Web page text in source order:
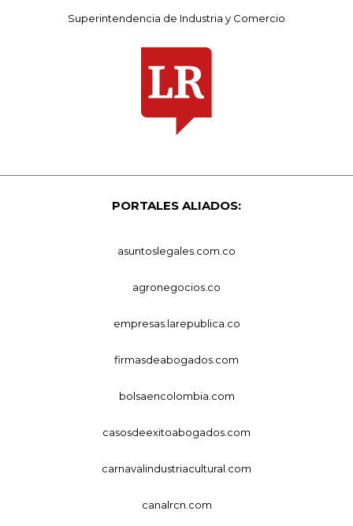
Superintendencia de Industria y Comercio
PORTALES ALIADOS:
asuntoslegales.com.co
agronegocios.co
empresas.larepublica.co
firmasdeabogados.com
bolsaencolombia.com
casosdeexitoabogados.com
carnavalindustriacultural.com
canalrcn.com